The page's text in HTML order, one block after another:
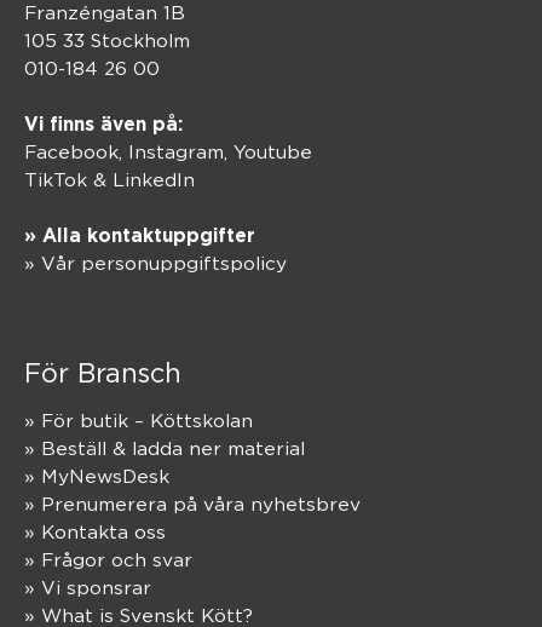
Franzéngatan 1B
105 33 Stockholm
010-184 26 00
Vi finns även på:
Facebook, Instagram Youtube
TikTok & LinkedIn
» Alla kontaktuppgifter
» Vår personuppgiftspolicy
För Bransch
» För butik – Köttskolan
» Beställ & ladda ner material
» MyNewsDesk
» Prenumerera på våra nyhetsbrev
» Kontakta oss
» Frågor och svar
» Vi sponsrar
» What is Svenskt Kött?